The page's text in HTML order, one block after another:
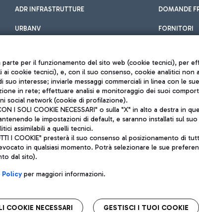
ADR INFRASTRUTTURE
URBANV
DOMANDE
FORNITORI
e coordinamento di Mundys S.p.A.
P. IVA 06572251004
(RM) telefono +39 06 65951
Note legali
Mappa sito
Accessibilità
parte per il funzionamento del sito web (cookie tecnici), per
ai cookie tecnici), e, con il suo consenso, cookie analitici
interesse; inviarle messaggi commerciali in linea con le
in rete; effettuare analisi e monitoraggio dei suoi
social network (cookie di profilazione).
I SOLI COOKIE NECESSARI" o sulla "X" in alto a destra
le impostazioni di default, e saranno installati sul
assimilabili a quelli tecnici.
I COOKIE" presterà il suo consenso al posizionamento di
in qualsiasi momento. Potrà selezionare le sue
dal sito).
Policyper maggiori informazioni.
COOKIE NECESSARI GESTISCI I TUOI COOKIE